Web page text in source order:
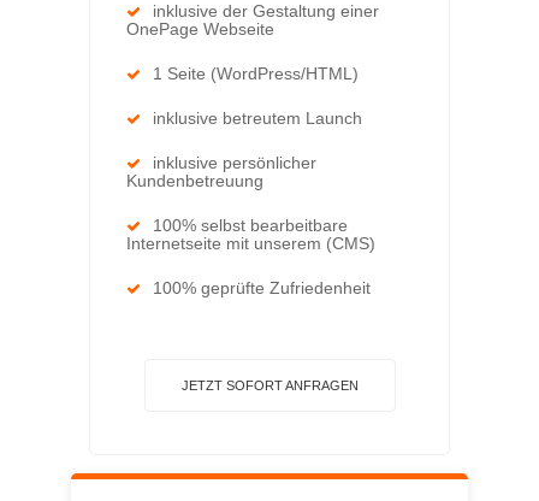
inklusive der Gestaltung einer
OnePage Webseite
1 Seite (WordPress/HTML)
inklusive betreutem Launch
inklusive persönlicher
Kundenbetreuung
100% selbst bearbeitbare
Internetseite mit unserem (CMS)
100% geprüfte Zufriedenheit
JETZT SOFORT ANFRAGEN